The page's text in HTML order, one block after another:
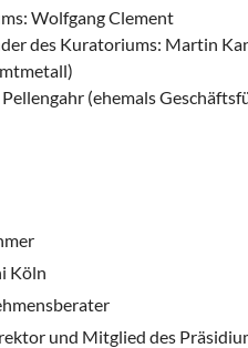
Wolfgang Clement
des Kuratoriums: Martin
(ehemals
Köln
und Mitglied des